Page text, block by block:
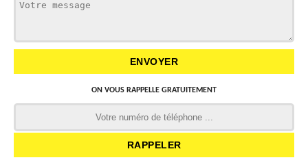
ON VOUS RAPPELLE GRATUITEMENT